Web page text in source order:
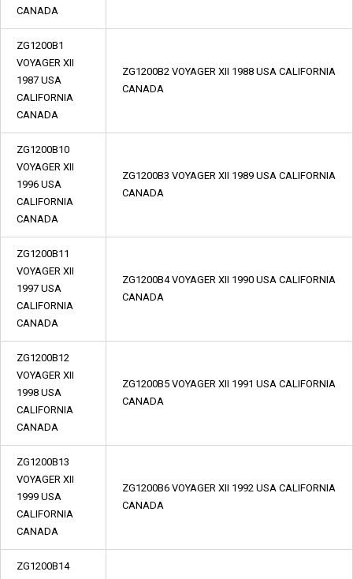
CANADA
ZG1200B1
VOYAGER XII
1987 USA
CALIFORNIA
CANADA
ZG1200B2 VOYAGER XII 1988 USA CALIFORNIA
CANADA
ZG1200B10
VOYAGER XII
1996 USA
CALIFORNIA
CANADA
ZG1200B3 VOYAGER XII 1989 USA CALIFORNIA
CANADA
ZG1200B11
VOYAGER XII
1997 USA
CALIFORNIA
CANADA
ZG1200B4 VOYAGER XII 1990 USA CALIFORNIA
CANADA
ZG1200B12
VOYAGER XII
1998 USA
CALIFORNIA
CANADA
ZG1200B5 VOYAGER XII 1991 USA CALIFORNIA
CANADA
ZG1200B13
VOYAGER XII
1999 USA
CALIFORNIA
CANADA
ZG1200B6 VOYAGER XII 1992 USA CALIFORNIA
CANADA
ZG1200B14